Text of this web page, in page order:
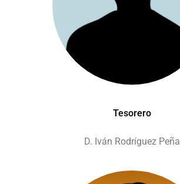
Tesorero
D. Iván Rodríguez Peña